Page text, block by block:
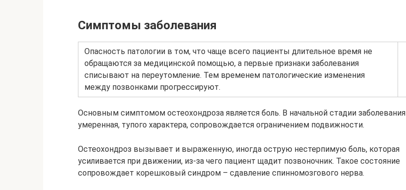
Симптомы заболевания
Опасность патологии в том, что чаще всего пациенты длительное время не
обращаются за медицинской помощью, а первые признаки заболевания
списывают на переутомление. Тем временем патологические изменения
между позвонками прогрессируют.
Основным симптомом остеохондроза является боль. В начальной стадии заболевания
умеренная, тупого характера, сопровождается ограничением подвижности.
Остеохондроз вызывает и выраженную, иногда острую нестерпимую боль, которая
усиливается при движении, из-за чего пациент щадит позвоночник. Такое состояние
сопровождает корешковый синдром – сдавление спинномозгового нерва.